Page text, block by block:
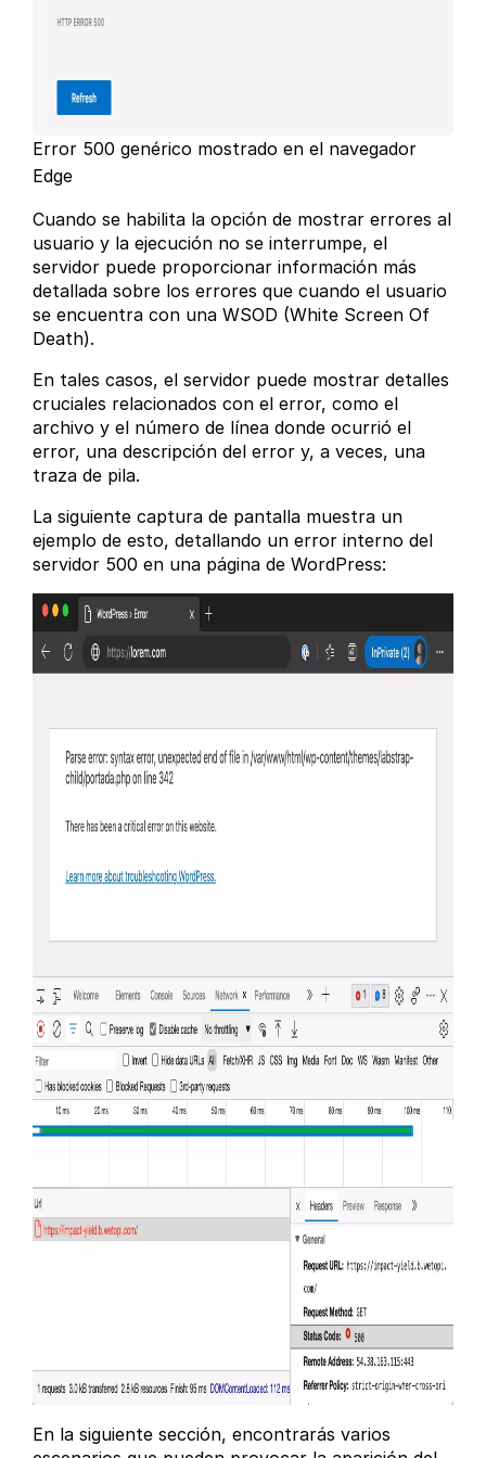
Error 500 genérico mostrado en el navegador
Edge
Cuando se habilita la opción de mostrar errores al
usuario y la ejecución no se interrumpe, el
servidor puede proporcionar información más
detallada sobre los errores que cuando el usuario
se encuentra con una WSOD (White Screen Of
Death).
En tales casos, el servidor puede mostrar detalles
cruciales relacionados con el error, como el
archivo y el número de línea donde ocurrió el
error, una descripción del error y, a veces, una
traza de pila.
La siguiente captura de pantalla muestra un
ejemplo de esto, detallando un error interno del
servidor 500 en una página de WordPress:
En la siguiente sección, encontrarás varios